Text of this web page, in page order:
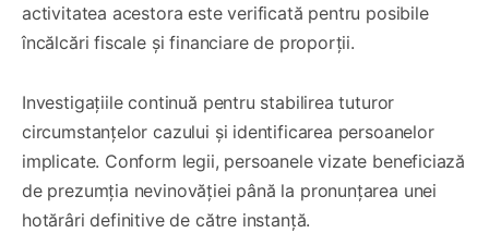
activitatea acestora este verificată pentru posibile
încălcări fiscale și financiare de proporții.
Investigațiile continuă pentru stabilirea tuturor
circumstanțelor cazului și identificarea persoanelor
implicate. Conform legii, persoanele vizate beneficiază
de prezumția nevinovăției până la pronunțarea unei
hotărâri definitive de către instanță.